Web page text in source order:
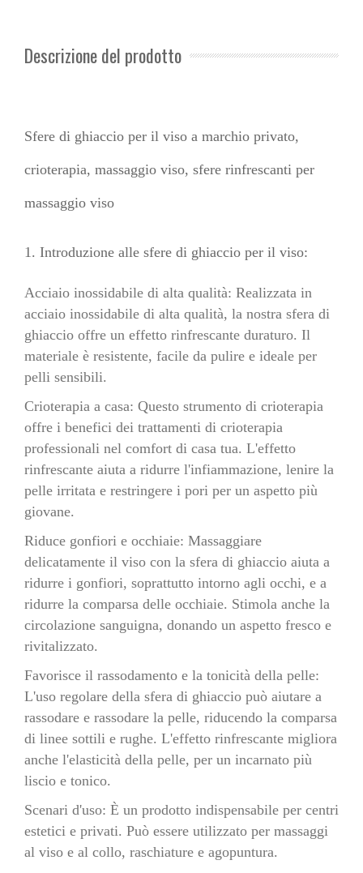
Descrizione del prodotto
Sfere di ghiaccio per il viso a marchio privato,
crioterapia, massaggio viso, sfere rinfrescanti per
massaggio viso
1. Introduzione alle sfere di ghiaccio per il viso:
Acciaio inossidabile di alta qualità: Realizzata in
acciaio inossidabile di alta qualità, la nostra sfera di
ghiaccio offre un effetto rinfrescante duraturo. Il
materiale è resistente, facile da pulire e ideale per
pelli sensibili.
Crioterapia a casa: Questo strumento di crioterapia
offre i benefici dei trattamenti di crioterapia
professionali nel comfort di casa tua. L'effetto
rinfrescante aiuta a ridurre l'infiammazione, lenire la
pelle irritata e restringere i pori per un aspetto più
giovane.
Riduce gonfiori e occhiaie: Massaggiare
delicatamente il viso con la sfera di ghiaccio aiuta a
ridurre i gonfiori, soprattutto intorno agli occhi, e a
ridurre la comparsa delle occhiaie. Stimola anche la
circolazione sanguigna, donando un aspetto fresco e
rivitalizzato.
Favorisce il rassodamento e la tonicità della pelle:
L'uso regolare della sfera di ghiaccio può aiutare a
rassodare e rassodare la pelle, riducendo la comparsa
di linee sottili e rughe. L'effetto rinfrescante migliora
anche l'elasticità della pelle, per un incarnato più
liscio e tonico.
Scenari d'uso: È un prodotto indispensabile per centri
estetici e privati. Può essere utilizzato per massaggi
al viso e al collo, raschiature e agopuntura.